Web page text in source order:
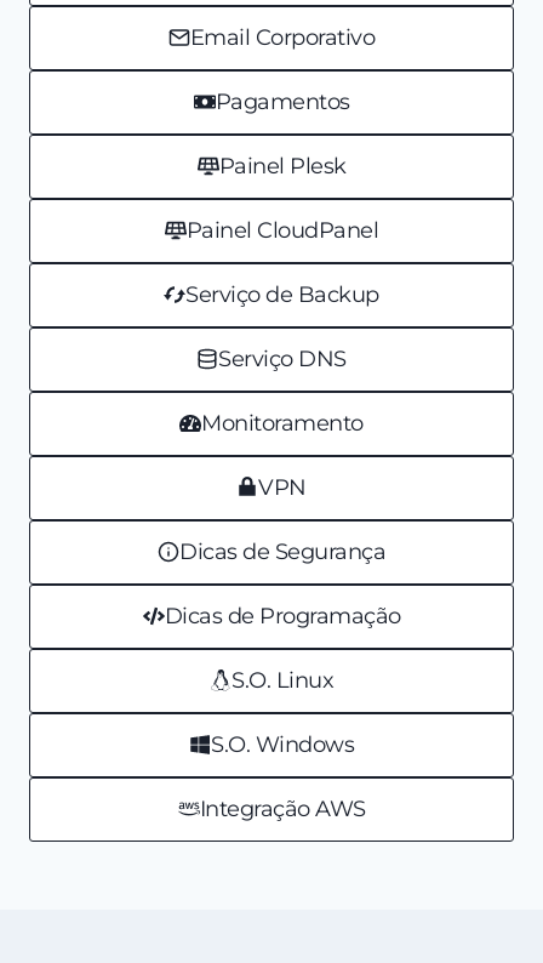
Email Corporativo
Pagamentos
Painel Plesk
Painel CloudPanel
Serviço de Backup
Serviço DNS
Monitoramento
VPN
Dicas de Segurança
Dicas de Programação
S.O. Linux
S.O. Windows
Integração AWS